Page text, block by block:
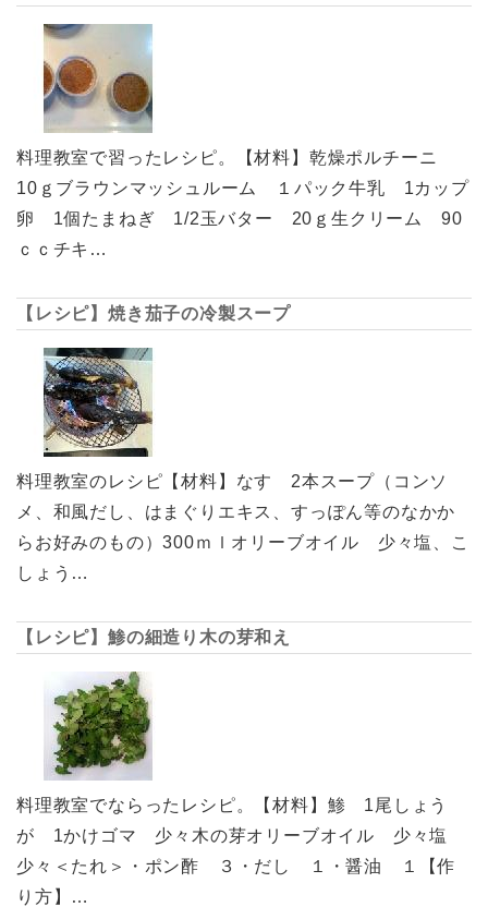
料理教室で習ったレシピ。【材料】乾燥ポルチーニ
10ｇブラウンマッシュルーム １パック牛乳 1カップ
卵 1個たまねぎ 1/2玉バター 20ｇ生クリーム 90
ｃｃチキ…
【レシピ】焼き茄子の冷製スープ
料理教室のレシピ【材料】なす 2本スープ（コンソ
メ、和風だし、はまぐりエキス、すっぽん等のなかか
らお好みのもの）300ｍｌオリーブオイル 少々塩、こ
しょう…
【レシピ】鯵の細造り木の芽和え
料理教室でならったレシピ。【材料】鯵 1尾しょう
が 1かけゴマ 少々木の芽オリーブオイル 少々塩
少々＜たれ＞・ポン酢 ３・だし １・醤油 １【作
り方】…